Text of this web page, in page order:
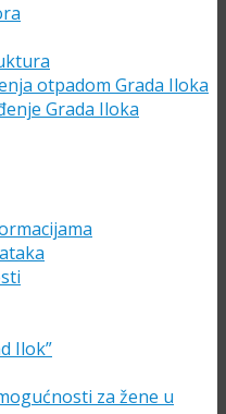
otpadom Grada Iloka
Grada Iloka
Ilok”
za žene u